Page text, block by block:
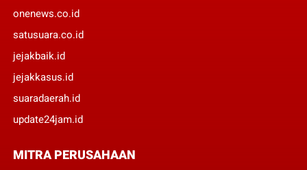
onenews.co.id
satusuara.co.id
jejakbaik.id
jejakkasus.id
suaradaerah.id
update24jam.id
MITRA PERUSAHAAN